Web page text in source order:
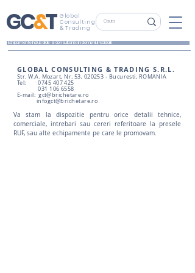
Echipamente industriale si consultanta in domeniul reciclarii
GC&T
Global
Consulting
& Trading
GLOBAL CONSULTING & TRADING S.R.L.
Str. W.A. Mozart, Nr. 53, 020253 - Bucuresti, ROMANIA
Tel: 0745 407 425
031 106 6558
E-mail:gct@brichetare.ro
infogct@brichetare.ro
Va stam la dispozitie pentru orice detalii tehnice,
comerciale, intrebari sau cereri referitoare la presele
RUF, sau alte echipamente pe care le promovam.